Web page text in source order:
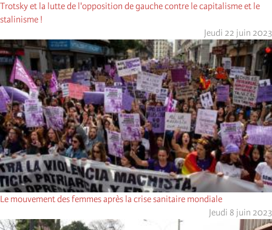
Trotsky et la lutte de l'opposition de gauche contre le capitalisme et le
stalinisme !
Jeudi 22 juin 2023
Le mouvement des femmes après la crise sanitaire mondiale
Jeudi 8 juin 2023